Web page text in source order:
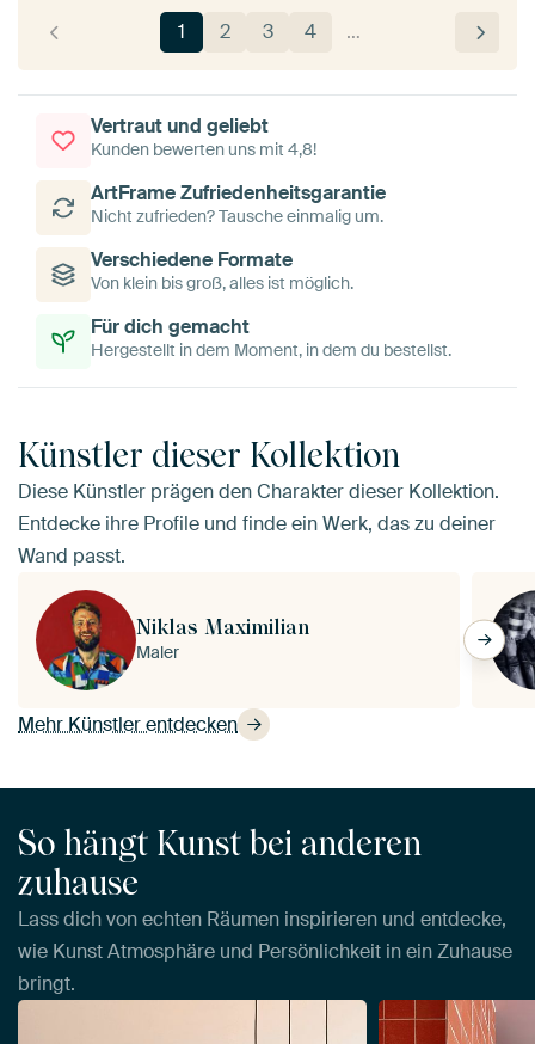
1 2 3 4 …
Vertraut und geliebt
Kunden bewerten uns mit 4,8!
ArtFrame Zufriedenheitsgarantie
Nicht zufrieden? Tausche einmalig um.
Verschiedene Formate
Von klein bis groß, alles ist möglich.
Für dich gemacht
Hergestellt in dem Moment, in dem du bestellst.
Künstler dieser Kollektion
Diese Künstler prägen den Charakter dieser Kollektion.
Entdecke ihre Profile und finde ein Werk, das zu deiner
Wand passt.
Mehr Künstler entdecken
Niklas Maximilian
Maler
So hängt Kunst bei anderen
zuhause
Lass dich von echten Räumen inspirieren und entdecke,
wie Kunst Atmosphäre und Persönlichkeit in ein Zuhause
bringt.